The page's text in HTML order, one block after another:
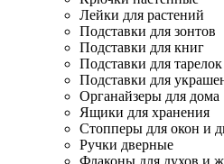
Лейки для растений
Подставки для зонтов
Подставки для книг
Подставки для тарелок
Подставки для
Органайзеры для дома
Ящики для хранения
Стопперы для окон и
Ручки дверные
Флаконы для духов и